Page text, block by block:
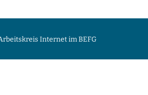
Internet im BEFG